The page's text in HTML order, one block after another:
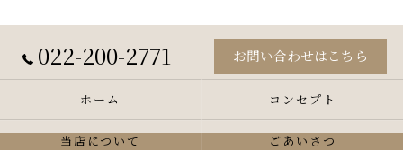
022-200-2771 お問い合わせはこちら
ホーム コンセプト
当店について ごあいさつ